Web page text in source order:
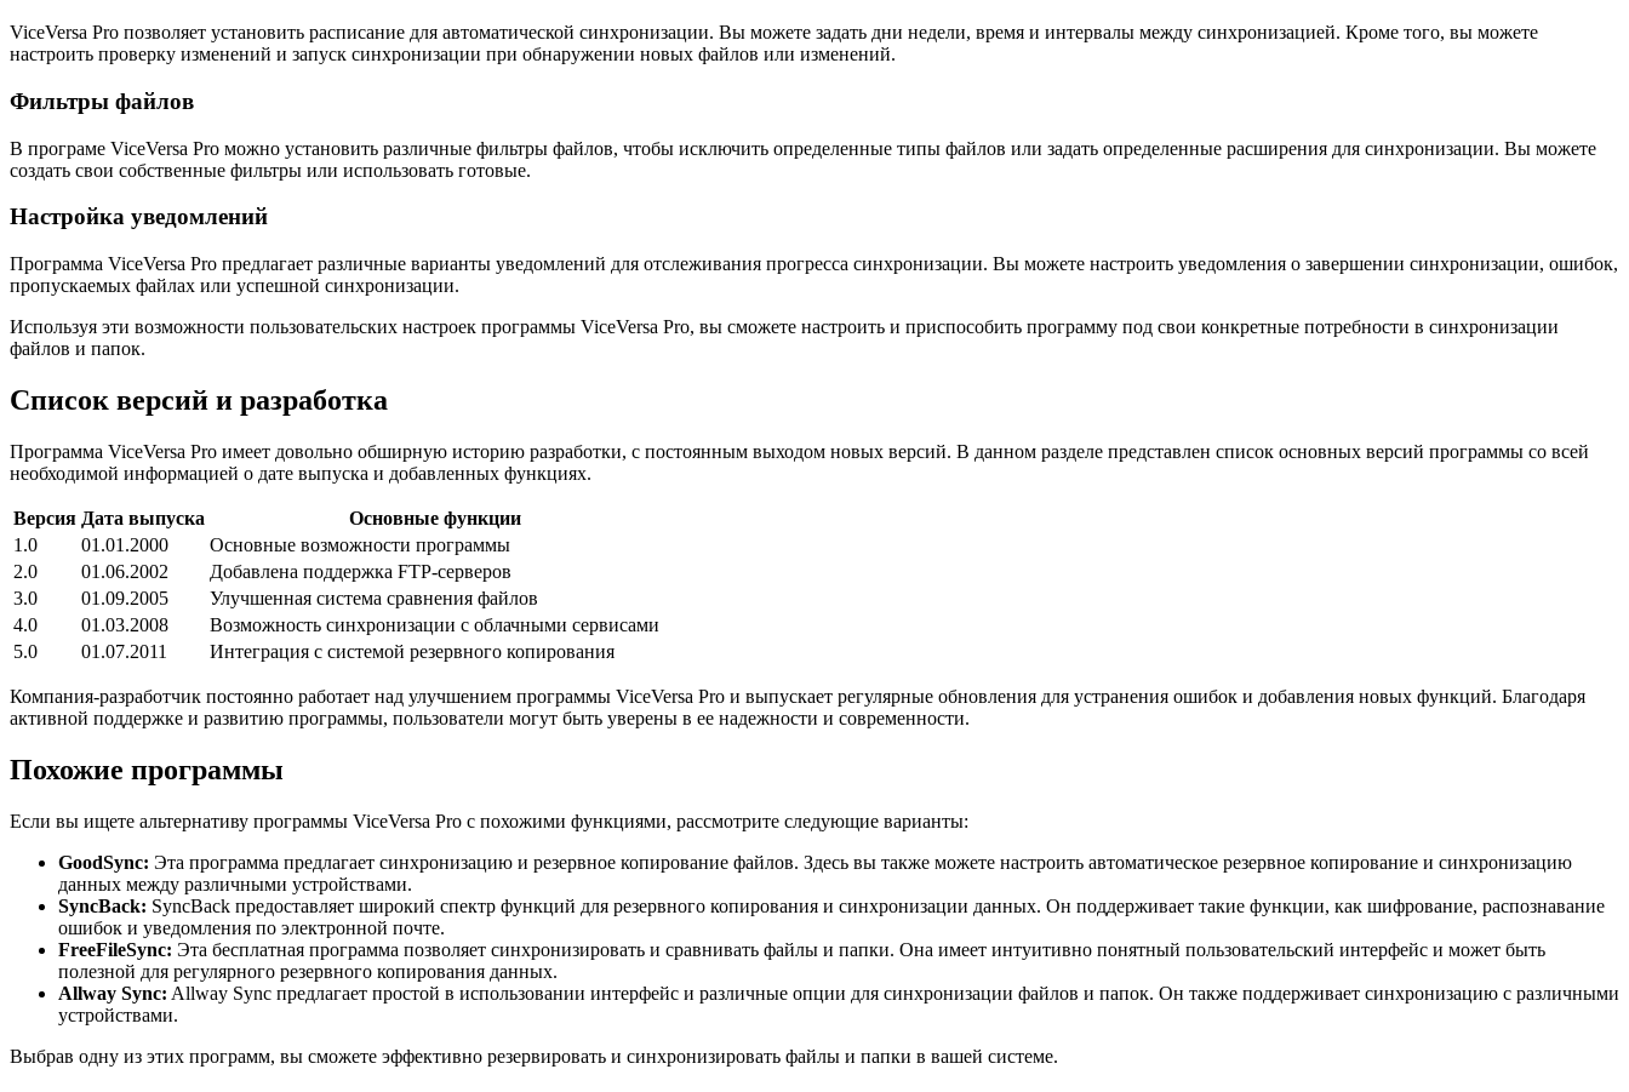
ViceVersa Pro позволяет установить расписание для автоматической синхронизации. Вы можете задать дни недели, время и интервалы между синхронизацией. Кроме того, вы можете
настроить проверку изменений и запуск синхронизации при обнаружении новых файлов или изменений.
Фильтры файлов
В програме ViceVersa Pro можно установить различные фильтры файлов, чтобы исключить определенные типы файлов или задать определенные расширения для синхронизации. Вы можете
создать свои собственные фильтры или использовать готовые.
Настройка уведомлений
Программа ViceVersa Pro предлагает различные варианты уведомлений для отслеживания прогресса синхронизации. Вы можете настроить уведомления о завершении синхронизации, ошибок,
пропускаемых файлах или успешной синхронизации.
Используя эти возможности пользовательских настроек программы ViceVersa Pro, вы сможете настроить и приспособить программу под свои конкретные потребности в синхронизации
файлов и папок.
Список версий и разработка
Программа ViceVersa Pro имеет довольно обширную историю разработки, с постоянным выходом новых версий. В данном разделе представлен список основных версий программы со всей
необходимой информацией о дате выпуска и добавленных функциях.
Версия Дата выпуска
Основные функции
1.0
01.01.2000
Основные возможности программы
2.0
01.06.2002
Добавлена поддержка FTP-серверов
3.0
01.09.2005
Улучшенная система сравнения файлов
4.0
01.03.2008
Возможность синхронизации с облачными сервисами
5.0
01.07.2011 Интеграция с системой резервного копирования
Компания-разработчик постоянно работает над улучшением программы ViceVersa Pro и выпускает регулярные обновления для устранения ошибок и добавления новых функций. Благодаря
активной поддержке и развитию программы, пользователи могут быть уверены в ее надежности и современности.
Похожие программы
Если вы ищете альтернативу программы ViceVersa Pro с похожими функциями, рассмотрите следующие варианты:
GoodSync: Эта программа предлагает синхронизацию и резервное копирование файлов. Здесь вы также можете настроить автоматическое резервное копирование и синхронизацию
данных между различными устройствами.
SyncBack: SyncBack предоставляет широкий спектр функций для резервного копирования и синхронизации данных. Он поддерживает такие функции, как шифрование, распознавание
ошибок и уведомления по электронной почте.
FreeFileSync: Эта бесплатная программа позволяет синхронизировать и сравнивать файлы и папки. Она имеет интуитивно понятный пользовательский интерфейс и может быть
полезной для регулярного резервного копирования данных.
Allway Sync: Allway Sync предлагает простой в использовании интерфейс и различные опции для синхронизации файлов и папок. Он также поддерживает синхронизацию с различными
устройствами.
Выбрав одну из этих программ, вы сможете эффективно резервировать и синхронизировать файлы и папки в вашей системе.